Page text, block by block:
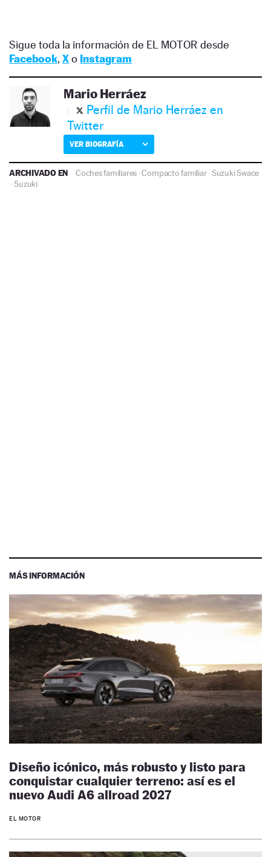
Sigue toda la información de EL MOTOR desde
Facebook, Xo Instagram
Mario Herráez
Perfil de Mario Herráez en
Twitter
VER BIOGRAFÍA
ARCHIVADO EN Coches familiares ·Compacto familiar·Suzuki Swace
·Suzuki
MÁS INFORMACIÓN
Diseño icónico, más robusto y listo para
conquistar cualquier terreno: así es el
nuevo Audi A6 allroad 2027
EL MOTOR